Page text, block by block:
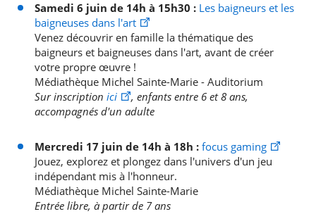
Samedi 6 juin de 14h à 15h30 : Les baigneurs et les
baigneuses dans l'art
Venez découvrir en famille la thématique des
baigneurs et baigneuses dans l'art, avant de créer
votre propre œuvre !
Médiathèque Michel Sainte-Marie - Auditorium
Sur inscription ici
, enfants entre 6 et 8 ans,
accompagnés d'un adulte
Mercredi 17 juin de 14h à 18h :focus gaming
Jouez, explorez et plongez dans l'univers d'un jeu
indépendant mis à l'honneur.
Médiathèque Michel Sainte-Marie
Entrée libre, à partir de 7 ans